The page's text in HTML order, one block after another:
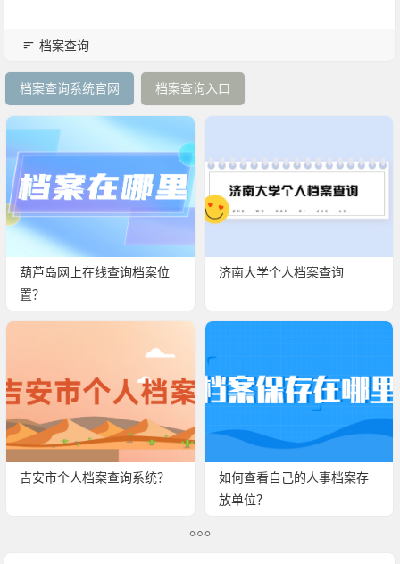
档案查询
档案查询系统官网 档案查询入口
葫芦岛网上在线查询档案位
置？
济南大学个人档案查询
吉安市个人档案查询系统？
如何查看自己的人事档案存
放单位？